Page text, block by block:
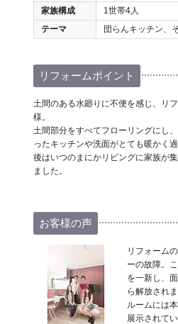
家族構成
1世帯4人
テーマ
団らんキッチン、
リフォームポイント
土間のある水廻りに不便を感じ、リ
様。
土間部分をすべてフローリングにし
ったキッチンや洗面がとても暖かく
後はいつのまにかリビングに家族が
ました。
お客様の声
リフォーム
ーの故障。
を一新し、
ら解放され
ルームには
展示されて